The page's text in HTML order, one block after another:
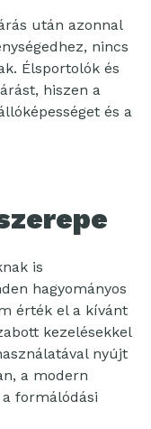
után azonnal
nincs
Élsportolók és
hiszen a
és a
is
hagyományos
érték el a kívánt
kezelésekkel
nyújt
a modern
formálódási